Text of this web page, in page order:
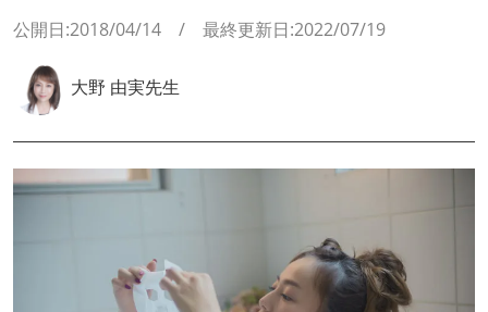
公開日:2018/04/14 / 最終更新日:2022/07/19
大野 由実先生